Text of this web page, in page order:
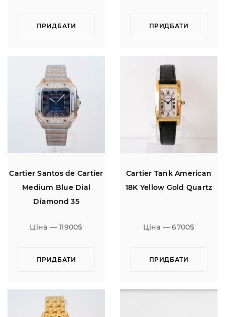
ПРИДБАТИ ПРИДБАТИ
Cartier Santos de Cartier
Medium Blue Dial
Diamond 35
Ціна — 11900$
ПРИДБАТИ
Cartier Tank American
18K Yellow Gold Quartz
Ціна — 6700$
ПРИДБАТИ